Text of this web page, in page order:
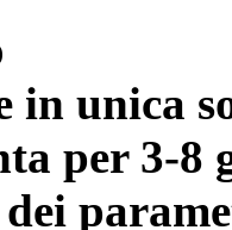
in unica
per 3-